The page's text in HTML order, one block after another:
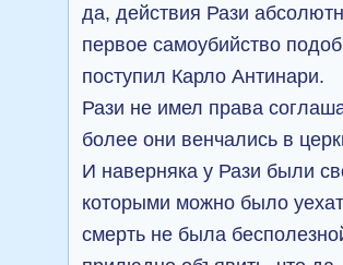
да, действия Рази
первое самоубийство
поступил Карло Антинари.
Рази не имел права
более они венчались в
И наверняка у Рази были
которыми можно было
смерть не была